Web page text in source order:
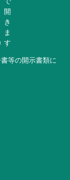
等の開示書類に